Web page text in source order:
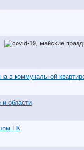
в коммунальной
области
ПК